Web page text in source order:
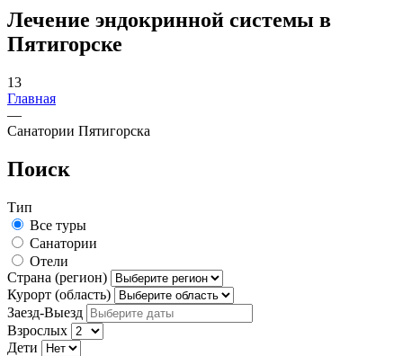
Лечение эндокринной системы в
Пятигорске
13
Главная
—
Санатории Пятигорска
Поиск
Тип
Все туры
Санатории
Отели
Страна (регион)
Курорт (область)
Заезд-Выезд
Взрослых
Дети